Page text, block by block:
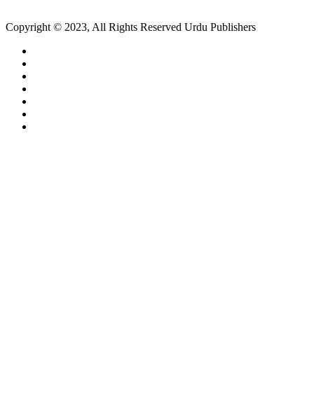
Copyright © 2023, All Rights Reserved Urdu Publishers